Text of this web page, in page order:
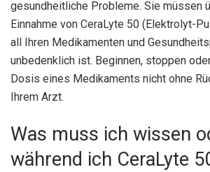
gesundheitliche Probleme. Sie müssen
Einnahme von CeraLyte 50 (Elektrolyt-
all Ihren Medikamenten und
unbedenklich ist. Beginnen, stoppen
Dosis eines Medikaments nicht ohne
Ihrem Arzt.
Was muss ich wissen
während ich CeraLyte